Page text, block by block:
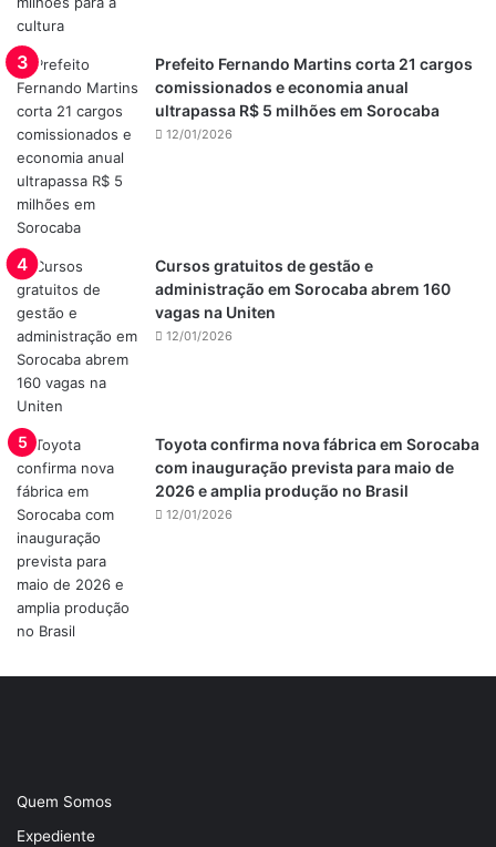
Prefeito Fernando Martins corta 21 cargos
comissionados e economia anual
ultrapassa R$ 5 milhões em Sorocaba
12/01/2026
Cursos gratuitos de gestão e
administração em Sorocaba abrem 160
vagas na Uniten
12/01/2026
Toyota confirma nova fábrica em Sorocaba
com inauguração prevista para maio de
2026 e amplia produção no Brasil
12/01/2026
Quem Somos
Expediente